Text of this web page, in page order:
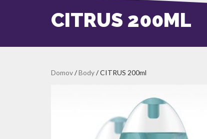
CITRUS 200ML
Domov/Body/ CITRUS 200ml